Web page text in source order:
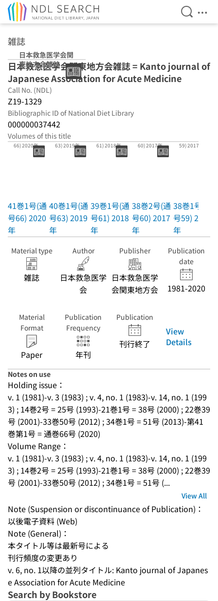
Open
雑誌
日本救急医学会関
東地方会雑誌
日本救急医学会関東地方会雑誌 = Kanto journal of
Japanese Association for Acute Medicine
Call No. (NDL)
Z19-1329
Bibliographic ID of National Diet Library
000000037442
Volumes of this title
41巻1号(通号
66) 2020年
41巻1号(通
号66) 2020
年
40巻1号(通号
63) 2019年
40巻1号(通
号63) 2019
年
61) 2018年
39巻1号(通
号61) 2018
年
60) 2017年
38巻2号(通
号60) 2017
年
59) 2017年
38巻1号(通
号59) 2017
年
Material type
雑誌
Author
日本救急医学
会
Publisher
日本救急医学
会関東地方会
Publication
date
1981-2020
Material
Format
Paper
Publication
Frequency
年刊
Publication
刊行終了
View
Details
Notes on use
Holding issue：
v. 1 (1981)-v. 3 (1983) ; v. 4, no. 1 (1983)-v. 14, no. 1 (199
3) ; 14巻2号 = 25号 (1993)-21巻1号 = 38号 (2000) ; 22巻39
号 (2001)-33巻50号 (2012) ; 34巻1号 = 51号 (2013)-第41
巻第1号 = 通巻66号 (2020)
Volume Range：
v. 1 (1981)-v. 3 (1983) ; v. 4, no. 1 (1983)-v. 14, no. 1 (199
3) ; 14巻2号 = 25号 (1993)-21巻1号 = 38号 (2000) ; 22巻39
号 (2001)-33巻50号 (2012) ; 34巻1号 = 51号 (...
View All
Note (Suspension or discontinuance of Publication)：
以後電子資料 (Web)
Note (General)：
本タイトル等は最新号による
刊行頻度の変更あり
v. 6, no. 1以降の並列タイトル: Kanto journal of Japanes
e Association for Acute Medicine
Search by Bookstore